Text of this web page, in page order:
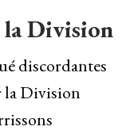
la Division
discordantes
la Division